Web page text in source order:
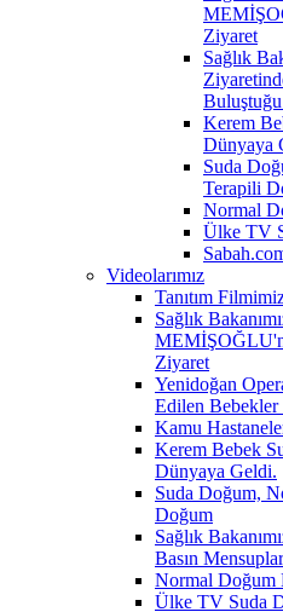
Ziyaret
Sağlık
Kerem
Dünyaya
Suda
Terapili
Normal
Ülke TV
Videolarımız
Tanıtım
Sağlık
Ziyaret
Yenidoğan
Edilen
Kamu
Kerem Bebek
Dünyaya Geldi.
Suda Doğum,
Doğum
Sağlık
Basın
Normal Doğum
Ülke TV Suda